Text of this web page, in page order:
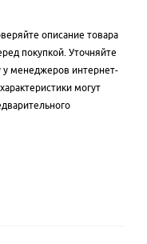
описание товара
покупкой. Уточняйте
у менеджеров интернет-
могут